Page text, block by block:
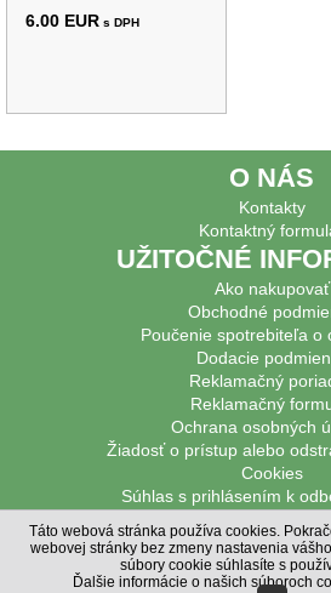
6.00 EUR s DPH
O NÁS
Kontakty
Kontaktný
UŽITOČNÉ
Ako nakupovať
Obchodné
Poučenie spotrebiteľa o
Dodacie
Reklamačný
Reklamačný
Ochrana osobných
Žiadosť o prístup alebo
Cookies
Súhlas s prihlásením k
PODPOROVANÉ
© Poľovnícke potreby
© MiBe ESHOP 2021,
Táto webová stránka používa cookies.
webovej stránky bez zmeny nastavenia
súbory cookie súhlasíte s
Ďalšie informácie o našich súboroch